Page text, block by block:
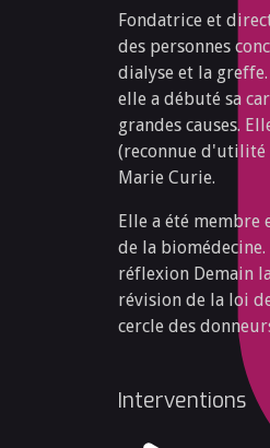
Fondatrice et
des personnes
dialyse et la
elle a débuté sa
grandes causes.
(reconnue d'utilité
Marie Curie.
Elle a été membre
de la
réflexion Demain
révision de la loi
cercle des
Interventions